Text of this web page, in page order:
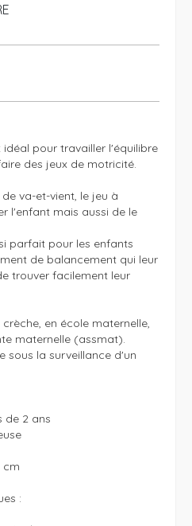
pour travailler l'équilibre
des jeux de motricité.
va-et-vient, le jeu à
l'enfant mais aussi de le
parfait pour les enfants
de balancement qui leur
trouver facilement leur
en école maternelle,
maternelle (assmat).
sous la surveillance d'un
de 2 ans
cm
: